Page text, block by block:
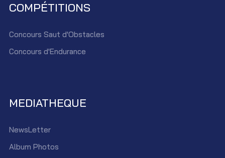
COMPÉTITIONS
Concours Saut d'Obstacles
Concours d'Endurance
MEDIATHEQUE
NewsLetter
Album Photos